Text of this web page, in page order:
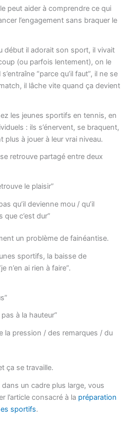
peut aider à comprendre ce qui
l’engagement sans braquer le
début il adorait son sport, il vivait
(ou parfois lentement), on le
“parce qu’il faut”, il ne se
il lâche vite quand ça devient
les jeunes sportifs en tennis, en
: ils s’énervent, se braquent,
plus à jouer à leur vrai niveau.
retrouve partagé entre deux
le plaisir”
qu’il devienne mou / qu’il
c’est dur”
un problème de fainéantise.
sportifs, la baisse de
n’en ai rien à faire”.
à la hauteur”
la pression / des remarques / du
ça se travaille.
un cadre plus large, vous
l’article consacré à la préparation
sportifs.